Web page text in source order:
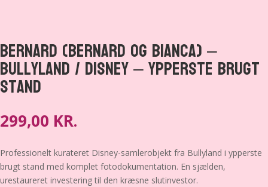
Bernard (Bernard og Bianca) –
Bullyland / Disney – Ypperste brugt
stand
299,00 KR.
Professionelt kurateret Disney-samlerobjekt fra Bullyland i ypperste
brugt stand med komplet fotodokumentation. En sjælden,
urestaureret investering til den kræsne slutinvestor.